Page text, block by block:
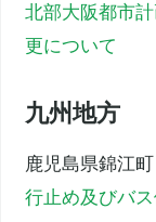
北部大阪都市
更について
九州地方
鹿児島県錦江
行止め及びバ